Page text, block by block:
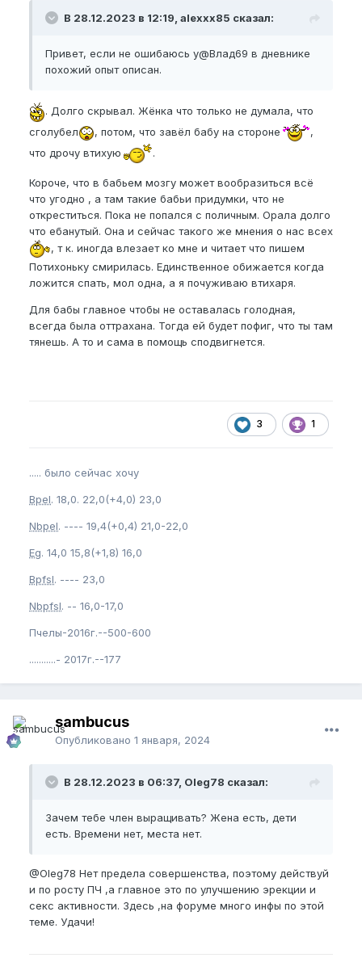
В 28.12.2023 в 12:19, alexxx85 сказал:
Привет, если не ошибаюсь у@Влад69 в дневнике
похожий опыт описан.
. Долго скрывал. Жёнка что только не думала, что
сголубел
, потом, что завёл бабу на стороне
,
что дрочу втихую
.
Короче, что в бабьем мозгу может вообразиться всё
что угодно , а там такие бабьи придумки, что не
откреститься. Пока не попался с поличным. Орала долго
что ебанутый. Она и сейчас такого же мнения о нас всех
, т к. иногда влезает ко мне и читает что пишем
Потихоньку смирилась. Единственное обижается когда
ложится спать, мол одна, а я почуживаю втихаря.
Для бабы главное чтобы не оставалась голодная,
всегда была оттрахана. Тогда ей будет пофиг, что ты там
тянешь. А то и сама в помощь сподвигнется.
3 1
..... было сейчас хочу
Bpel. 18,0. 22,0(+4,0) 23,0
Nbpel. ---- 19,4(+0,4) 21,0-22,0
Eg. 14,0 15,8(+1,8) 16,0
Bpfsl. ---- 23,0
Nbpfsl. -- 16,0-17,0
Пчелы-2016г.--500-600
...........- 2017г.--177
sambucus
Опубликовано 1 января, 2024
В 28.12.2023 в 06:37, Oleg78 сказал:
Зачем тебе член выращивать? Жена есть, дети
есть. Времени нет, места нет.
@Oleg78 Нет предела совершенства, поэтому действуй
и по росту ПЧ ,а главное это по улучшению эрекции и
секс активности. Здесь ,на форуме много инфы по этой
теме. Удачи!